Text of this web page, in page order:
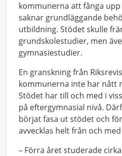
kommunerna att fånga
saknar grundläggande
utbildning. Stödet skulle
grundskolestudier, men
gymnasiestudier.
En granskning från
kommunerna inte har nått
Stödet har till och med i
på eftergymnasial nivå.
börjat fasa ut stödet och
avvecklas helt från och
– Förra året studerade